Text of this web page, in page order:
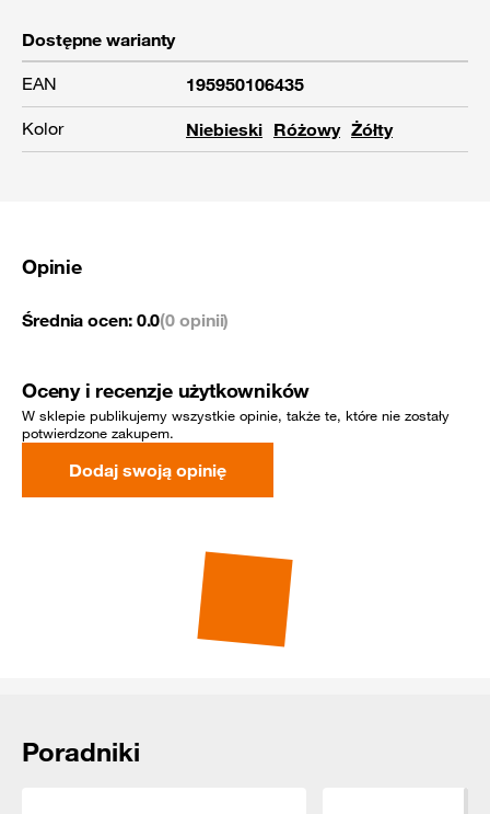
Dostępne warianty
EAN
195950106435
Kolor
Niebieski Różowy Żółty
Opinie
Średnia ocen: 0.0(0 opinii)
Oceny i recenzje użytkowników
W sklepie publikujemy wszystkie opinie, także te, które nie zostały
potwierdzone zakupem.
Dodaj swoją opinię
Rekomendowane dla Ciebie
Poradniki